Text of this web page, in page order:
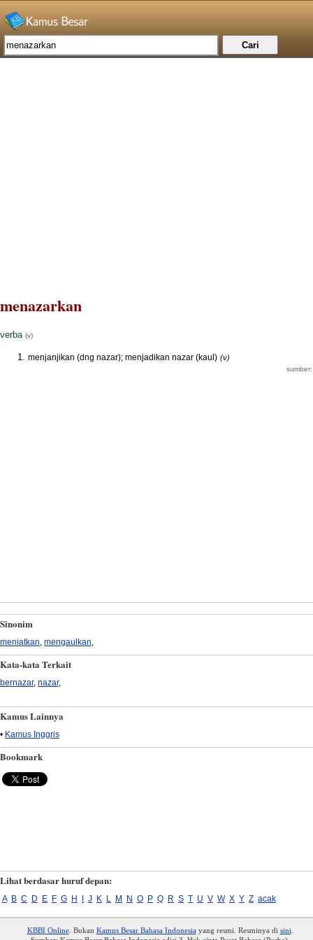
menazarkan
verba (v)
menjanjikan (dng nazar); menjadikan nazar (kaul) (v)
Sinonim
meniatkan mengaulkan
Kata-kata Terkait
bernazar, nazar,
Kamus Lainnya
• Kamus Inggris
Bookmark
Lihat berdasar huruf depan:
A B C D E F G H I J K L M N O P Q R S T U V W X Y Z acak
KBBI Online. Bukan Kamus Besar Bahasa Indonesiayang resmi. Resminya di sini